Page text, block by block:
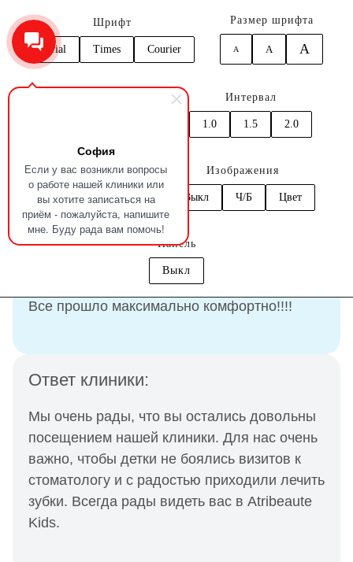
София
Если у вас возникли вопросы
о работе нашей клиники или
вы хотите записаться на
приём - пожалуйста, напишите
мне. Буду рада вам помочь!
Шрифт
Arial Times Courier
Размер шрифта
A A A
Интервал
1.0 1.5 2.0
Цвет
C C C C C
Изображения
Выкл Ч/Б Цвет
Панель
Выкл
Горбачев Лев
ОтзывГорбачев Лев
15.01.2023
Спасибо большое Вашим зубным феям!!
Все прошло максимально комфортно!!!!
Ответ клиники:
Мы очень рады, что вы остались довольны
посещением нашей клиники. Для нас очень
важно, чтобы детки не боялись визитов к
стоматологу и с радостью приходили лечить
зубки. Всегда рады видеть вас в Atribeaute
Kids.